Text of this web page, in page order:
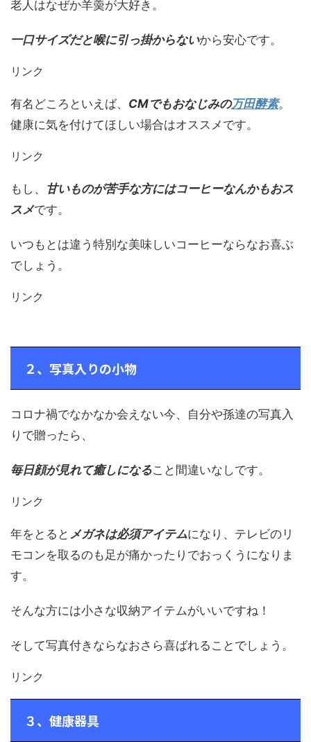
老人はなぜか羊羮が大好き。
一口サイズだと喉に引っ掛からないから安心です。
リンク
有名どころといえば、 CMでもおなじみの万田酵素。
健康に気を付けてほしい場合はオススメです。
リンク
もし、 甘いものが苦手な方にはコーヒーなんかもおス
スメです。
いつもとは違う特別な美味しいコーヒーならなお喜ぶ
でしょう。
リンク
２、写真入りの小物
コロナ禍でなかなか会えない今、自分や孫達の写真入
りで贈ったら、
毎日顔が見れて癒しになること間違いなしです。
リンク
年をとると メガネは必須アイテムになり、テレビのリ
モコンを取るのも足が痛かったりでおっくうになりま
す。
そんな方には小さな収納アイテムがいいですね！
そして写真付きならなおさら喜ばれることでしょう。
リンク
３、健康器具